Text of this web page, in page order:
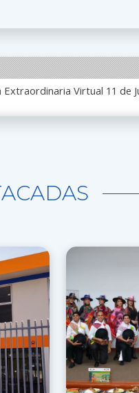
Extraordinaria Virtual 11 de